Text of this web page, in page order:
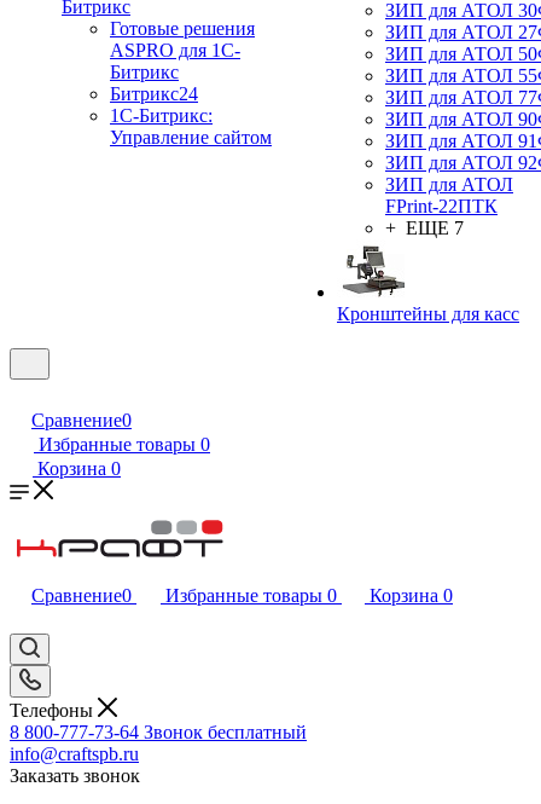
Битрикс
Готовые решения
ASPRO для 1С-
Битрикс
Битрикс24
1С-Битрикс:
Управление сайтом
ЗИП для АТОЛ
ЗИП для АТОЛ
ЗИП для АТОЛ
ЗИП для АТОЛ
ЗИП для АТОЛ
ЗИП для АТОЛ
ЗИП для АТОЛ
ЗИП для АТОЛ
ЗИП для АТОЛ
FPrint-22ПТК
+ ЕЩЕ 7
Кронштейны для касс
Сравнение0
Избранные товары 0
Корзина 0
Сравнение0 Избранные товары 0 Корзина 0
Телефоны
8 800-777-73-64 Звонок бесплатный
info@craftspb.ru
Заказать звонок